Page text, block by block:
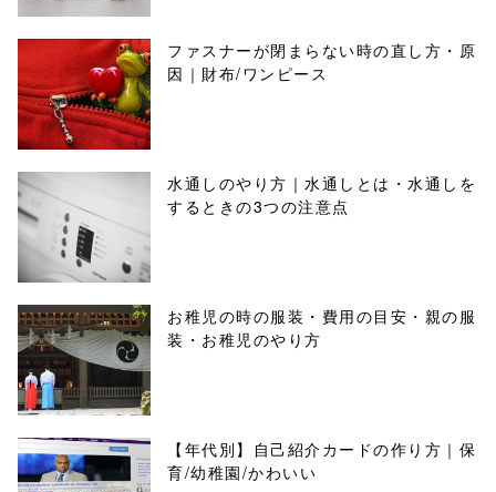
ファスナーが閉まらない時の直し方・原
因｜財布/ワンピース
水通しのやり方｜水通しとは・水通しを
するときの3つの注意点
お稚児の時の服装・費用の目安・親の服
装・お稚児のやり方
【年代別】自己紹介カードの作り方｜保
育/幼稚園/かわいい